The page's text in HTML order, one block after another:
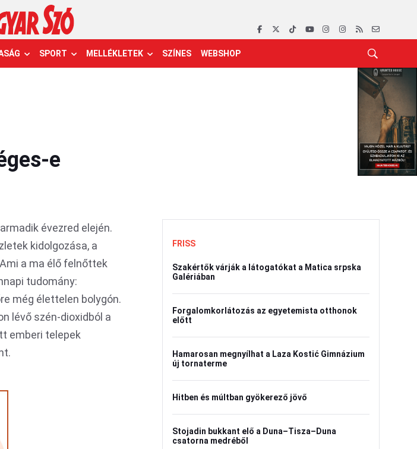
SPORT MELLÉKLETEK SZÍNES WEBSHOP
e
évezred elején.
kidolgozása, a
a ma élő felnőttek
tudomány:
még élettelen bolygón.
lévő szén-dioxidból a
emberi telepek
FRISS
Szakértők várják a látogatókat a Matica srpska
Galériában
Forgalomkorlátozás az egyetemista otthonok
előtt
Hamarosan megnyílhat a Laza Kostić Gimnázium
új tornaterme
Hitben és múltban gyökerező jövő
Stojadin bukkant elő a Duna–Tisza–Duna
csatorna medréből